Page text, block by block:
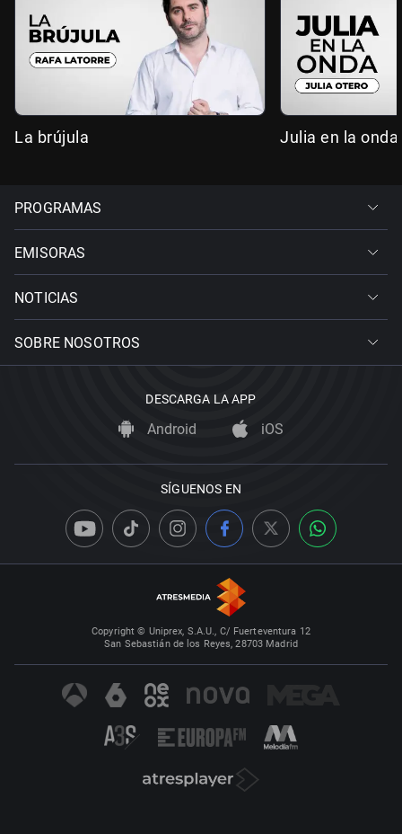
La brújula Julia en la onda
PROGRAMAS
EMISORAS
NOTICIAS
SOBRE NOSOTROS
DESCARGA LA APP
Android iOS
SÍGUENOS EN
Copyright © Uniprex, S.A.U., C/ Fuerteventura 12
San Sebastián de los Reyes, 28703 Madrid